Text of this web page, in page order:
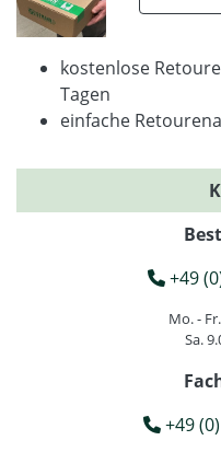
kostenlose
Tagen
einfache
+49
Mo. -
Sa.
+49